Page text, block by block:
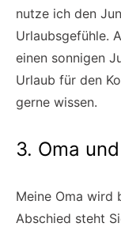
nutze ich den
Urlaubsgefühle.
einen sonnigen
Urlaub für den
gerne wissen.
3. Oma
Meine Oma wird
Abschied steht